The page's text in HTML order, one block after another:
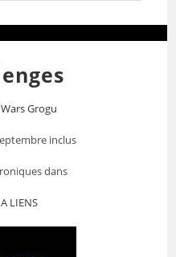
Grogu
inclus
dans
LIENS